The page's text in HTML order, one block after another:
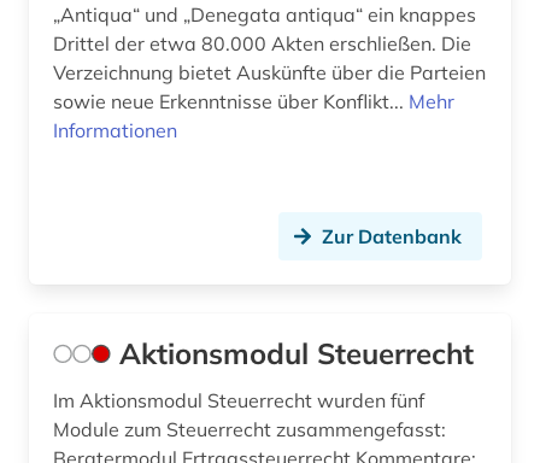
deutschland: sozialgesetzbuch 9 (1)
deutschsprachige gemeinschaft belgien (1)
digitalisierung (2)
din-norm (1)
„Antiqua“ und „Denegata antiqua“ ein knappes
Drittel der etwa 80.000 Akten erschließen. Die
Verzeichnung bietet Auskünfte über die Parteien
sowie neue Erkenntnisse über Konflikt... Mehr
Informationen
Zur Datenbank
Aktionsmodul Steuerrecht
Im Aktionsmodul Steuerrecht wurden fünf
Module zum Steuerrecht zusammengefasst: